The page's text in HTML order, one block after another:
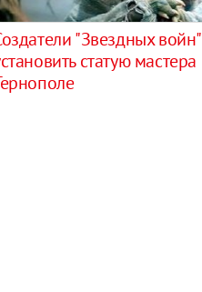
"Звездных
статую